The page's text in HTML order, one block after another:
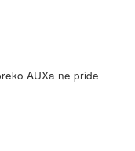
AUXa ne pride